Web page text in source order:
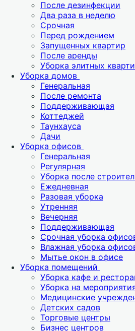
После дезинфекции
Два раза в неделю
Срочная
Перед рождением
Запущенных квартир
После аренды
Уборка элитных
Уборка домов
Генеральная
После ремонта
Поддерживающая
Коттеджей
Таунхауса
Дачи
Уборка офисов
Генеральная
Регулярная
Уборка после
Ежедневная
Разовая уборка
Утренняя
Вечерняя
Поддерживающая
Срочная уборка
Влажная уборка
Мытье окон в офисе
Уборка помещений
Уборка кафе и
Уборка на
Медицинские
Детских садов
Торговые центры
Бизнес центров